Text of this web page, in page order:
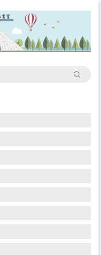
搜尋